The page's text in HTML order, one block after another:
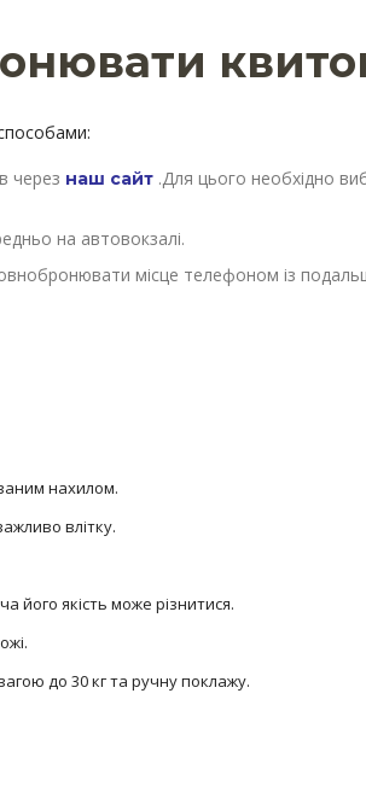
через наш сайт .Для цього необхідно
на автовокзалі.
місце телефоном із
нахилом.
влітку.
його якість може різнитися.
до 30 кг та ручну поклажу.